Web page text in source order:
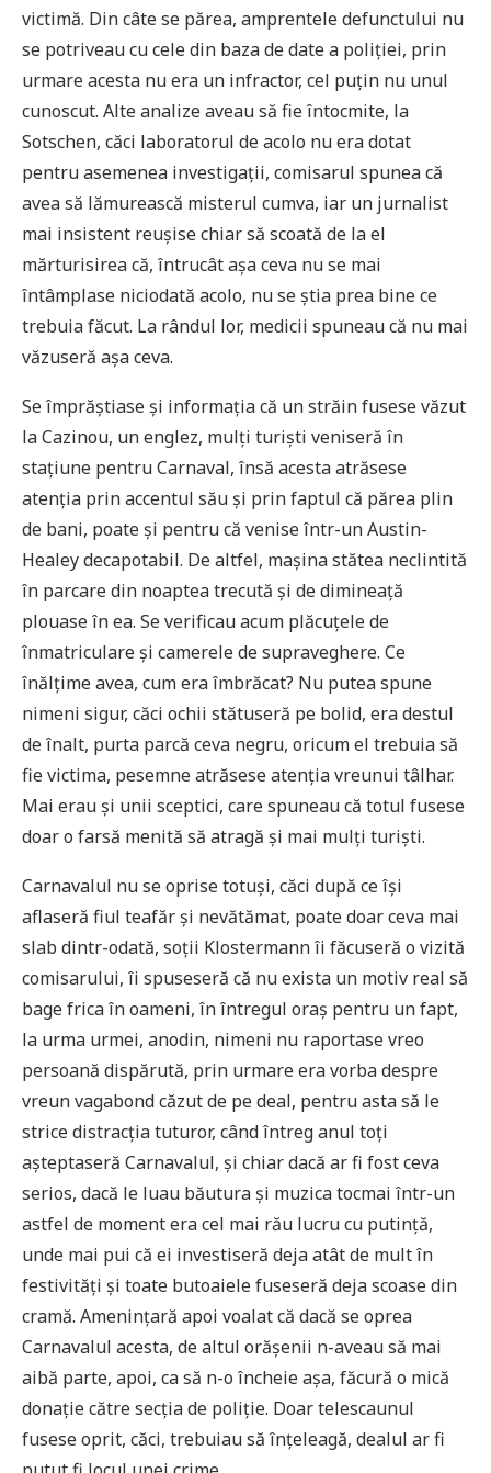
victimă. Din câte se părea, amprentele defunctului nu
se potriveau cu cele din baza de date a poliției, prin
urmare acesta nu era un infractor, cel puțin nu unul
cunoscut. Alte analize aveau să fie întocmite, la
Sotschen, căci laboratorul de acolo nu era dotat
pentru asemenea investigații, comisarul spunea că
avea să lămurească misterul cumva, iar un jurnalist
mai insistent reușise chiar să scoată de la el
mărturisirea că, întrucât așa ceva nu se mai
întâmplase niciodată acolo, nu se știa prea bine ce
trebuia făcut. La rândul lor, medicii spuneau că nu mai
văzuseră așa ceva.
Se împrăștiase și informația că un străin fusese văzut
la Cazinou, un englez, mulți turiști veniseră în
stațiune pentru Carnaval, însă acesta atrăsese
atenția prin accentul său și prin faptul că părea plin
de bani, poate și pentru că venise într-un Austin-
Healey decapotabil. De altfel, mașina stătea neclintită
în parcare din noaptea trecută și de dimineață
plouase în ea. Se verificau acum plăcuțele de
înmatriculare și camerele de supraveghere. Ce
înălțime avea, cum era îmbrăcat? Nu putea spune
nimeni sigur, căci ochii stătuseră pe bolid, era destul
de înalt, purta parcă ceva negru, oricum el trebuia să
fie victima, pesemne atrăsese atenția vreunui tâlhar.
Mai erau și unii sceptici, care spuneau că totul fusese
doar o farsă menită să atragă și mai mulți turiști.
Carnavalul nu se oprise totuși, căci după ce își
aflaseră fiul teafăr și nevătămat, poate doar ceva mai
slab dintr-odată, soții Klostermann îi făcuseră o vizită
comisarului, îi spuseseră că nu exista un motiv real să
bage frica în oameni, în întregul oraș pentru un fapt,
la urma urmei, anodin, nimeni nu raportase vreo
persoană dispărută, prin urmare era vorba despre
vreun vagabond căzut de pe deal, pentru asta să le
strice distracția tuturor, când întreg anul toți
așteptaseră Carnavalul, și chiar dacă ar fi fost ceva
serios, dacă le luau băutura și muzica tocmai într-un
astfel de moment era cel mai rău lucru cu putință,
unde mai pui că ei investiseră deja atât de mult în
festivități și toate butoaiele fuseseră deja scoase din
cramă. Amenințară apoi voalat că dacă se oprea
Carnavalul acesta, de altul orășenii n-aveau să mai
aibă parte, apoi, ca să n-o încheie așa, făcură o mică
donație către secția de poliție. Doar telescaunul
fusese oprit, căci, trebuiau să înțeleagă, dealul ar fi